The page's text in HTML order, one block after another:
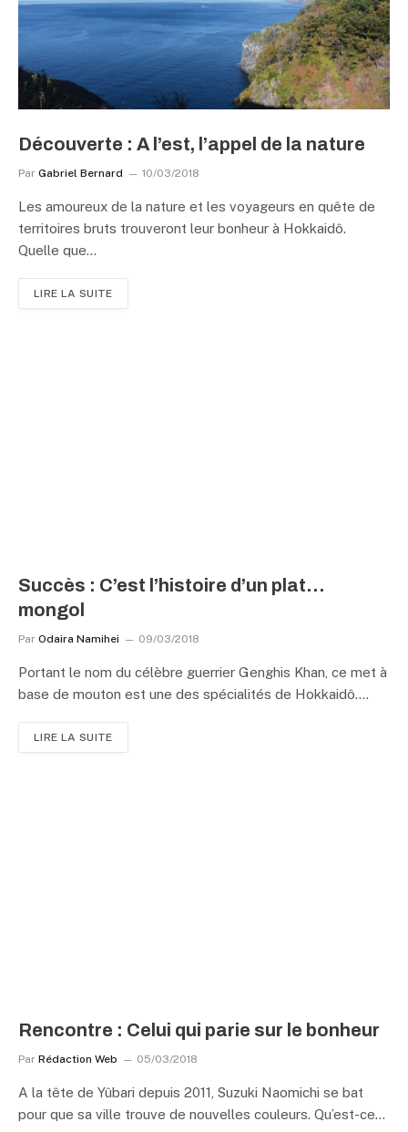
Découverte : A l’est, l’appel de la nature
Par Gabriel Bernard 10/03/2018
Les amoureux de la nature et les voyageurs en quête de
territoires bruts trouveront leur bonheur à Hokkaidô.
Quelle que…
LIRE LA SUITE
Succès : C’est l’histoire d’un plat…
mongol
Par Odaira Namihei 09/03/2018
Portant le nom du célèbre guerrier Genghis Khan, ce met à
base de mouton est une des spécialités de Hokkaidô.…
LIRE LA SUITE
Rencontre : Celui qui parie sur le bonheur
Par Rédaction Web 05/03/2018
A la tête de Yûbari depuis 2011, Suzuki Naomichi se bat
pour que sa ville trouve de nouvelles couleurs. Qu’est-ce…